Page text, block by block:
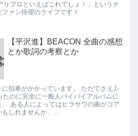
リプロといえばこれでしょ！」というナ
ァン待望のライブです！
【平沢進】BEACON 全曲の感想
とか歌詞の考察とか
拍車がかかっています。 ただでさえJ-
のに完全に一般人バイバイアルバムに
ある人によってはヒラサワの曲がコア
しれませんが、...